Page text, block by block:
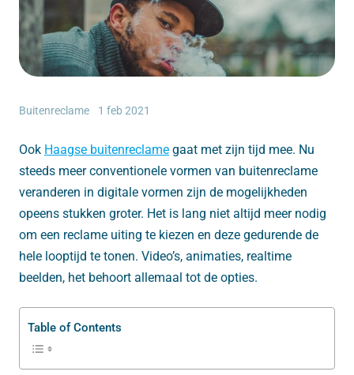
Buitenreclame 1 feb 2021
Ook Haagse buitenreclame gaat met zijn tijd mee. Nu
steeds meer conventionele vormen van buitenreclame
veranderen in digitale vormen zijn de mogelijkheden
opeens stukken groter. Het is lang niet altijd meer nodig
om een reclame uiting te kiezen en deze gedurende de
hele looptijd te tonen. Video’s, animaties, realtime
beelden, het behoort allemaal tot de opties.
Table of Contents